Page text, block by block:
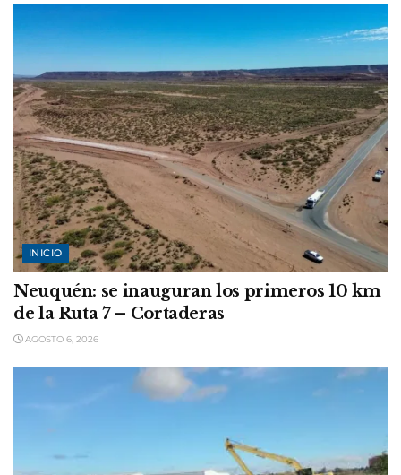
INICIO
Neuquén: se inauguran los primeros 10 km
de la Ruta 7 – Cortaderas
AGOSTO 6, 2026